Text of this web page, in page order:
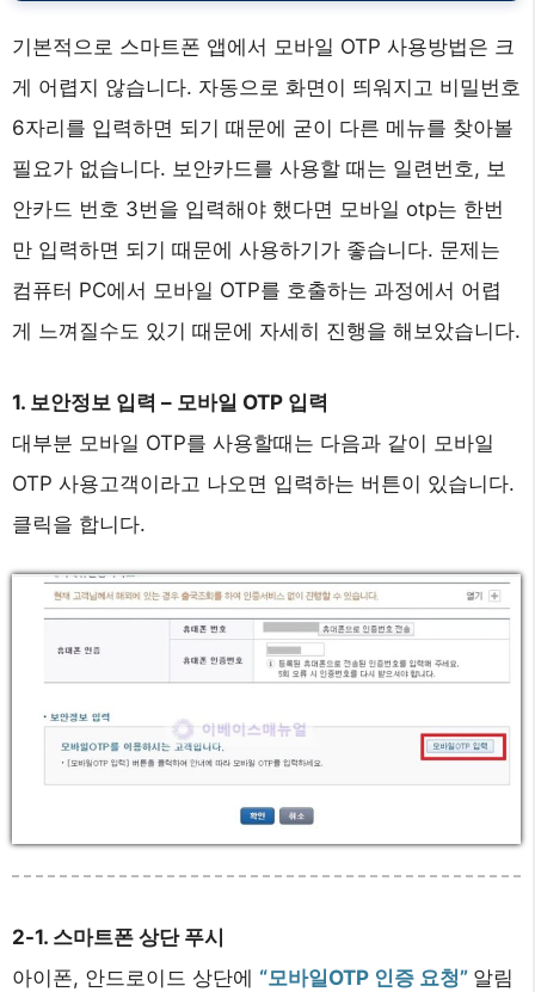
기본적으로 스마트폰 앱에서 모바일 OTP 사용방법은 크
게 어렵지 않습니다. 자동으로 화면이 띄워지고 비밀번호
6자리를 입력하면 되기 때문에 굳이 다른 메뉴를 찾아볼
필요가 없습니다. 보안카드를 사용할 때는 일련번호, 보
안카드 번호 3번을 입력해야 했다면 모바일 otp는 한번
만 입력하면 되기 때문에 사용하기가 좋습니다. 문제는
컴퓨터 PC에서 모바일 OTP를 호출하는 과정에서 어렵
게 느껴질수도 있기 때문에 자세히 진행을 해보았습니다.
1. 보안정보 입력 – 모바일 OTP 입력
대부분 모바일 OTP를 사용할때는 다음과 같이 모바일
OTP 사용고객이라고 나오면 입력하는 버튼이 있습니다.
클릭을 합니다.
2-1. 스마트폰 상단 푸시
아이폰, 안드로이드 상단에 “모바일OTP 인증 요청” 알림